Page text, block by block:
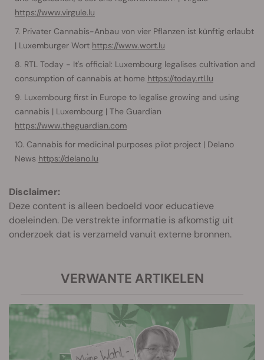
https://www.virgule.lu
Privater Cannabis-Anbau von vier Pflanzen ist künftig erlaubt
| Luxemburger Wort https://www.wort.lu
RTL Today - It's official: Luxembourg legalises cultivation and
consumption of cannabis at home https://today.rtl.lu
Luxembourg first in Europe to legalise growing and using
cannabis | Luxembourg | The Guardian
https://www.theguardian.com
Cannabis for medicinal purposes pilot project | Delano
News https://delano.lu
Disclaimer:
Deze content is alleen bedoeld voor educatieve
doeleinden. De verstrekte informatie is afkomstig uit
onderzoek dat is verzameld vanuit externe bronnen.
VERWANTE ARTIKELEN